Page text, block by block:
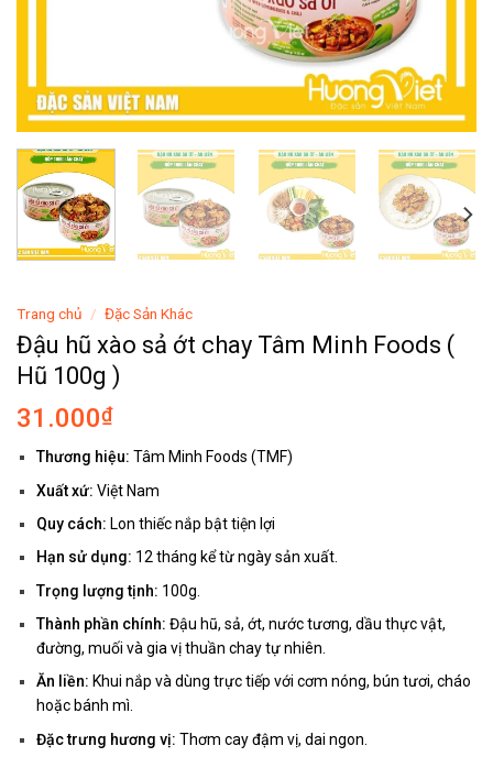
Trang chủ / Đặc Sản Khác
Đậu hũ xào sả ớt chay Tâm Minh Foods (
Hũ 100g )
31.000₫
Thương hiệu: Tâm Minh Foods (TMF)
Xuất xứ: Việt Nam
Quy cách: Lon thiếc nắp bật tiện lợi
Hạn sử dụng: 12 tháng kể từ ngày sản xuất.
Trọng lượng tịnh: 100g.
Thành phần chính: Đậu hũ, sả, ớt, nước tương, dầu thực vật,
đường, muối và gia vị thuần chay tự nhiên.
Ăn liền: Khui nắp và dùng trực tiếp với cơm nóng, bún tươi, cháo
hoặc bánh mì.
Đặc trưng hương vị: Thơm cay đậm vị, dai ngon.